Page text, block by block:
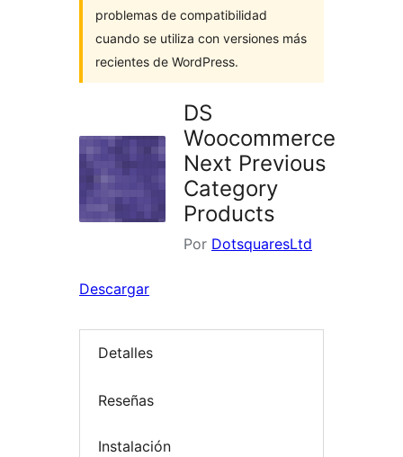
problemas de compatibilidad
cuando se utiliza con versiones más
recientes de WordPress.
DS
Woocommerce
Next Previous
Category
Products
Por DotsquaresLtd
Descargar
Detalles
Reseñas
Instalación